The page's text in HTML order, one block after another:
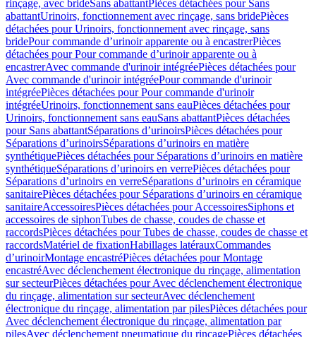
rinçage, avec brideSans abattantPièces détachées pour Sans
abattantUrinoirs, fonctionnement avec rinçage, sans bridePièces
détachées pour Urinoirs, fonctionnement avec rinçage, sans
bridePour commande d’urinoir apparente ou à encastrerPièces
détachées pour Pour commande d’urinoir apparente ou à
encastrerAvec commande d'urinoir intégréePièces détachées pour
Avec commande d'urinoir intégréePour commande d'urinoir
intégréePièces détachées pour Pour commande d'urinoir
intégréeUrinoirs, fonctionnement sans eauPièces détachées pour
Urinoirs, fonctionnement sans eauSans abattantPièces détachées
pour Sans abattantSéparations d’urinoirsPièces détachées pour
Séparations d’urinoirsSéparations d’urinoirs en matière
synthétiquePièces détachées pour Séparations d’urinoirs en matière
synthétiqueSéparations d’urinoirs en verrePièces détachées pour
Séparations d’urinoirs en verreSéparations d’urinoirs en céramique
sanitairePièces détachées pour Séparations d’urinoirs en céramique
sanitaireAccessoiresPièces détachées pour AccessoiresSiphons et
accessoires de siphonTubes de chasse, coudes de chasse et
raccordsPièces détachées pour Tubes de chasse, coudes de chasse et
raccordsMatériel de fixationHabillages latérauxCommandes
dʼurinoirMontage encastréPièces détachées pour Montage
encastréAvec déclenchement électronique du rinçage, alimentation
sur secteurPièces détachées pour Avec déclenchement électronique
du rinçage, alimentation sur secteurAvec déclenchement
électronique du rinçage, alimentation par pilesPièces détachées pour
Avec déclenchement électronique du rinçage, alimentation par
pilesAvec déclenchement pneumatique du rinçagePièces détachées